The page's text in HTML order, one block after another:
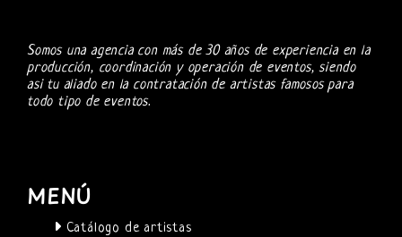
Somos una agencia con más de 30 años de experiencia en la
producción, coordinación y operación de eventos, siendo
asi tu aliado en la contratación de artistas famosos para
todo tipo de eventos.
MENÚ
Catálogo de artistas